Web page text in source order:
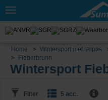
Toggle
Home Wintersport met skipas
Fieberbrunn
Wintersport
Filter 5 acc.